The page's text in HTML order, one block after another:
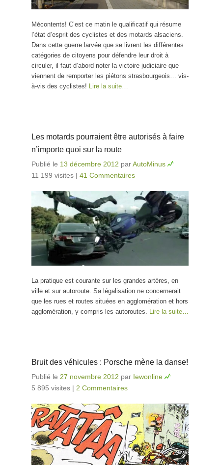
Mécontents! C’est ce matin le qualificatif qui résume
l’état d’esprit des cyclistes et des motards alsaciens.
Dans cette guerre larvée que se livrent les différentes
catégories de citoyens pour défendre leur droit à
circuler, il faut d’abord noter la victoire judiciaire que
viennent de remporter les piétons strasbourgeois… vis-
à-vis des cyclistes!
Lire la suite…
Les motards pourraient être autorisés à faire
n’importe quoi sur la route
Publié le 13 décembre 2012 parAutoMinus
11 199 visites | 41 Commentaires
La pratique est courante sur les grandes artères, en
ville et sur autoroute. Sa légalisation ne concernerait
que les rues et routes situées en agglomération et hors
agglomération, y compris les autoroutes. Lire la suite…
Bruit des véhicules : Porsche mène la danse!
Publié le 27 novembre 2012 par Iewonline
5 895 visites | 2 Commentaires